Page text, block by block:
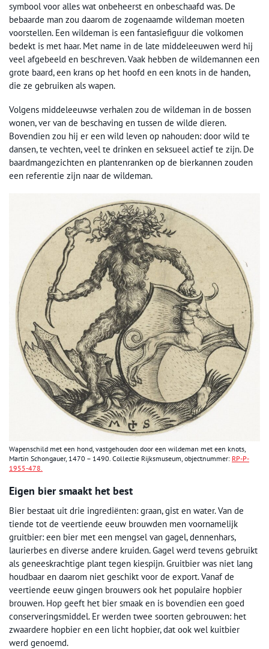
symbool voor alles wat onbeheerst en onbeschaafd was. De
bebaarde man zou daarom de zogenaamde wildeman moeten
voorstellen. Een wildeman is een fantasiefiguur die volkomen
bedekt is met haar. Met name in de late middeleeuwen werd hij
veel afgebeeld en beschreven. Vaak hebben de wildemannen een
grote baard, een krans op het hoofd en een knots in de handen,
die ze gebruiken als wapen.
Volgens middeleeuwse verhalen zou de wildeman in de bossen
wonen, ver van de beschaving en tussen de wilde dieren.
Bovendien zou hij er een wild leven op nahouden: door wild te
dansen, te vechten, veel te drinken en seksueel actief te zijn. De
baardmangezichten en plantenranken op de bierkannen zouden
een referentie zijn naar de wildeman.
Wapenschild met een hond, vastgehouden door een wildeman met een knots,
Martin Schongauer, 1470 – 1490. Collectie Rijksmuseum, objectnummer: RP-P-
1955-478.
Eigen bier smaakt het best
Bier bestaat uit drie ingrediënten: graan, gist en water. Van de
tiende tot de veertiende eeuw brouwden men voornamelijk
gruitbier: een bier met een mengsel van gagel, dennenhars,
laurierbes en diverse andere kruiden. Gagel werd tevens gebruikt
als geneeskrachtige plant tegen kiespijn. Gruitbier was niet lang
houdbaar en daarom niet geschikt voor de export. Vanaf de
veertiende eeuw gingen brouwers ook het populaire hopbier
brouwen. Hop geeft het bier smaak en is bovendien een goed
conserveringsmiddel. Er werden twee soorten gebrouwen: het
zwaardere hopbier en een licht hopbier, dat ook wel kuitbier
werd genoemd.